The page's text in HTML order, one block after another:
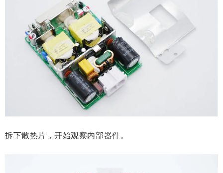
拆下散热片，开始观察内部器件。